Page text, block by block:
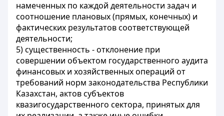
намеченных по каждой деятельности задач и
соотношение плановых (прямых, конечных) и
фактических результатов соответствующей
деятельности;
5) существенность - отклонение при
совершении объектом государственного аудита
финансовых и хозяйственных операций от
требований норм законодательства Республики
Казахстан, актов субъектов
квазигосударственного сектора, принятых для